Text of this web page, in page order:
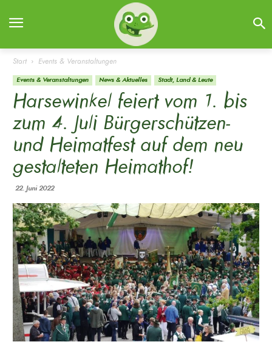
Start Events & Veranstaltungen
Events & Veranstaltungen News & Aktuelles Stadt, Land & Leute
Harsewinkel feiert vom 1. bis
zum 4. Juli Bürgerschützen-
und Heimatfest auf dem neu
gestalteten Heimathof!
22. Juni 2022